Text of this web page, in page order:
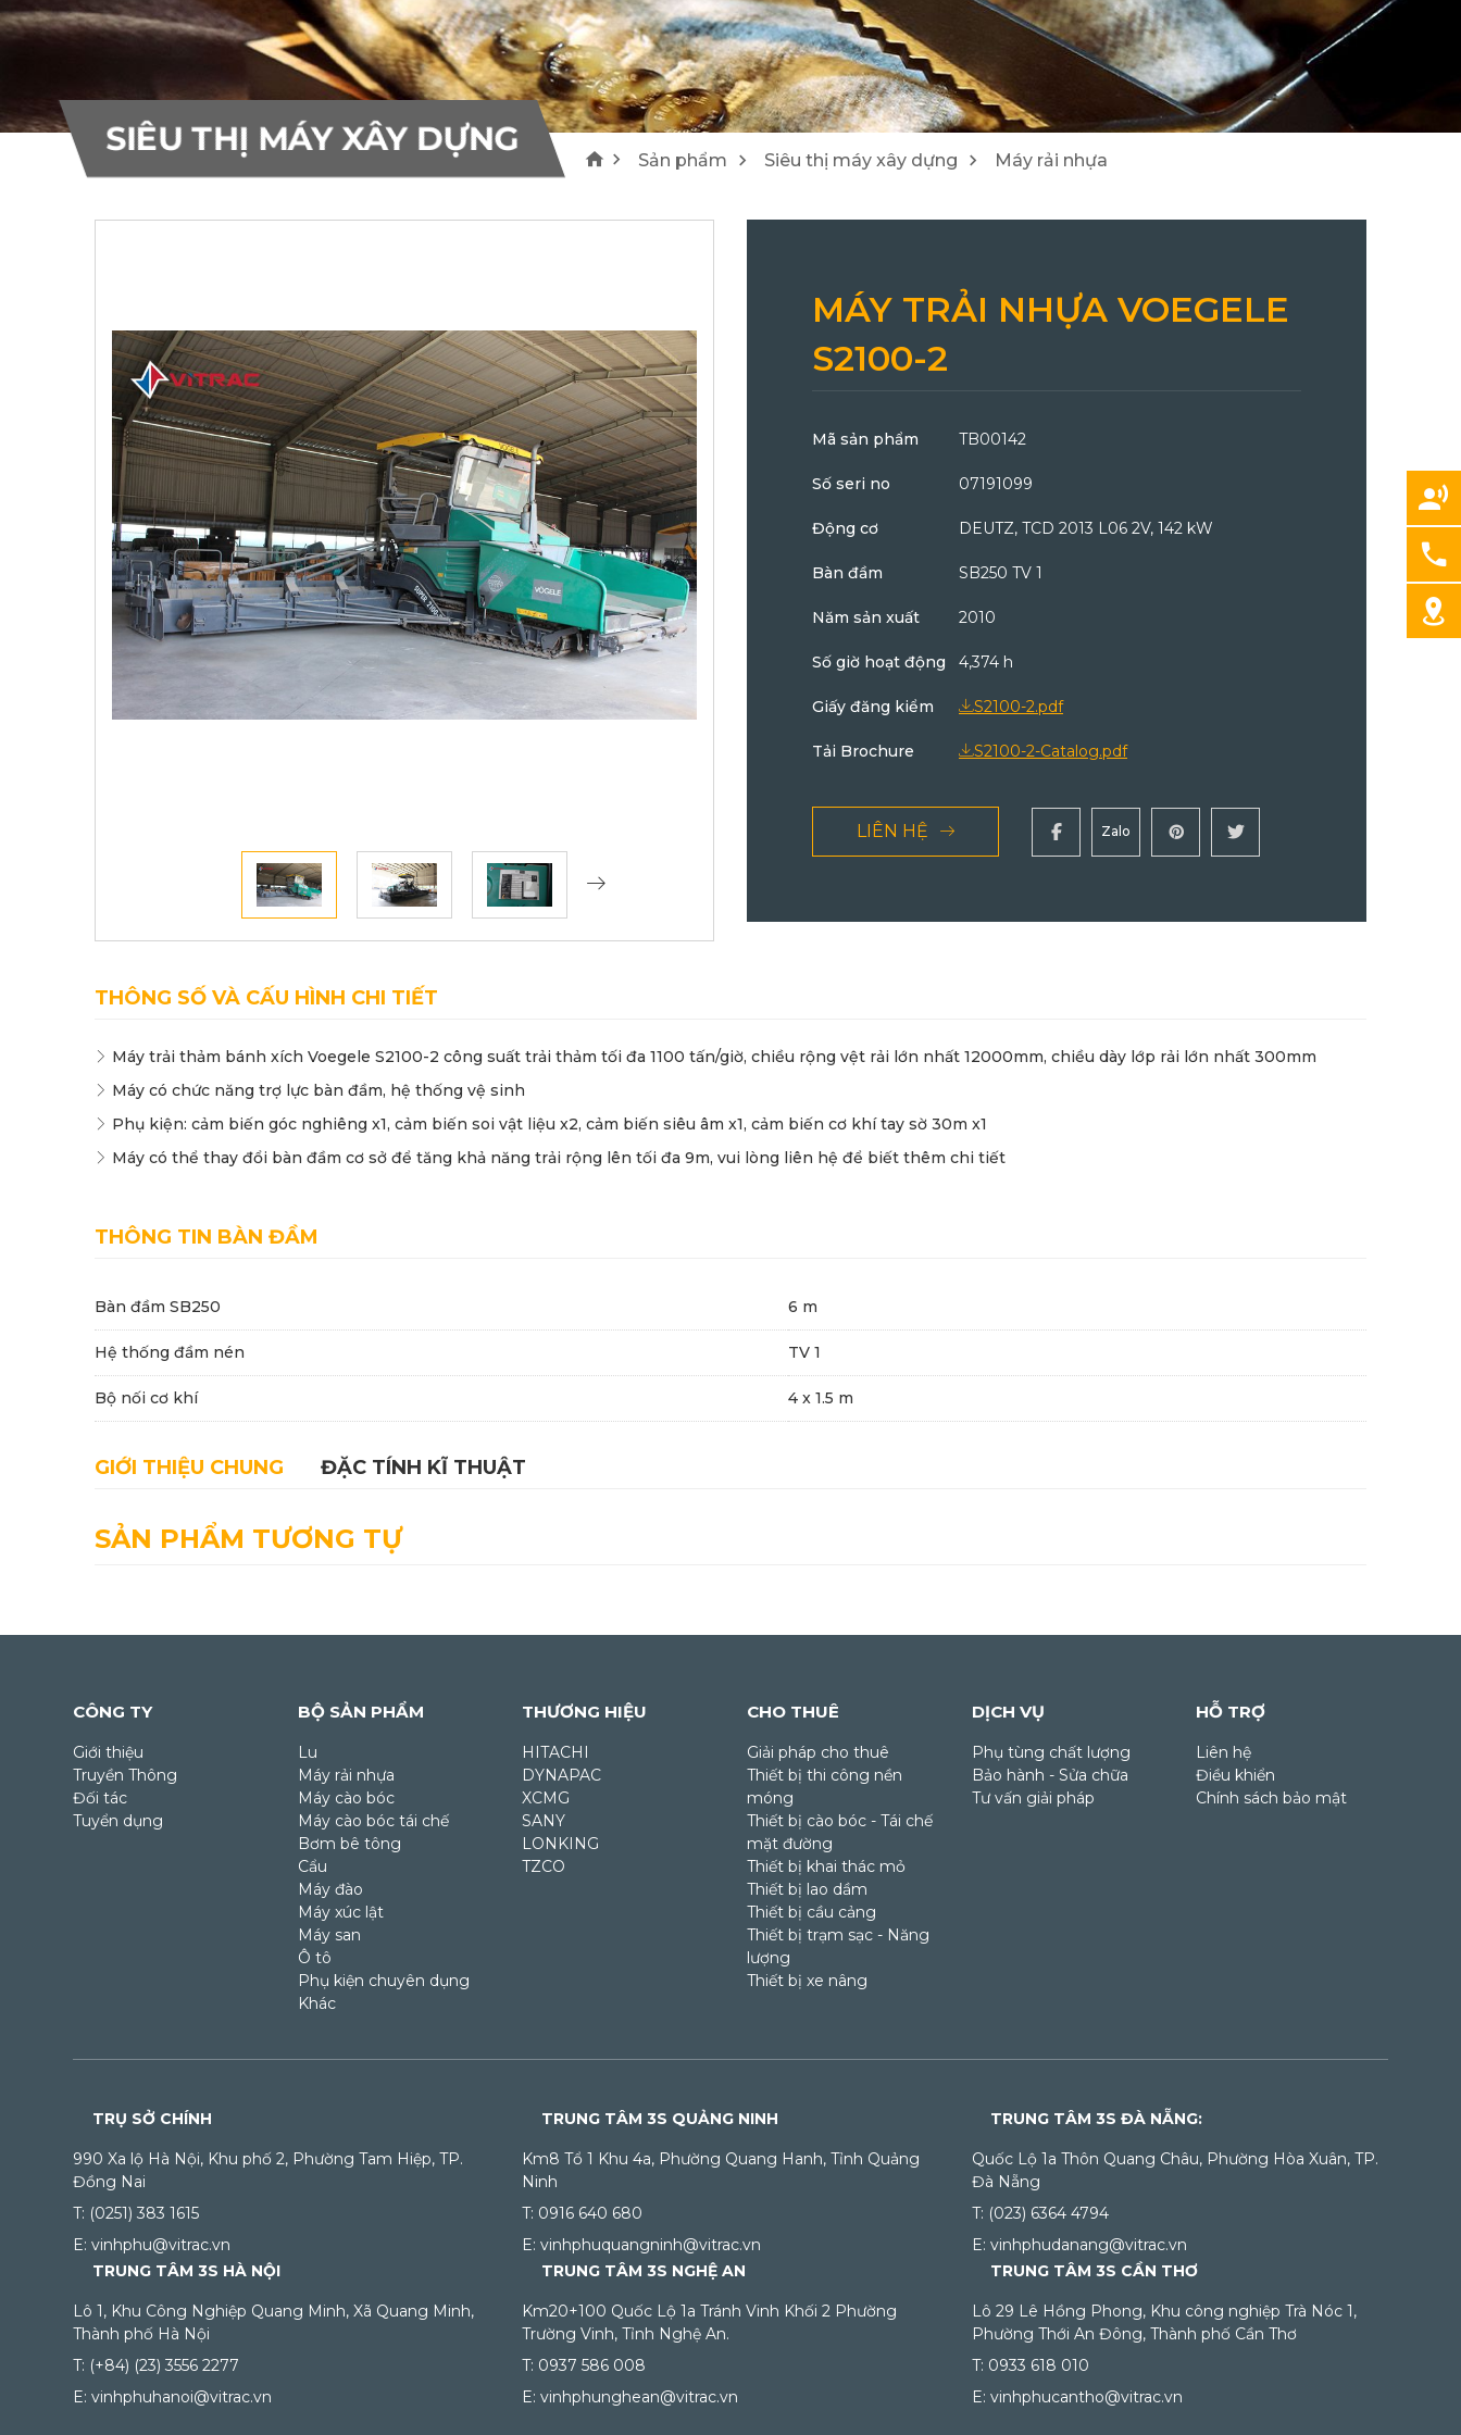
10 10 1 4 2
THƯƠNG HIỆU
Máy rải nhựa Voegele Máy cào bóc/ Máy tái chế Wirtgen
25
Lu Hamm
21
Cẩu Tadano/ Kobelco/ DY Máy đào/ Máy xúc lật Hitachi
SIÊU THỊ MÁY XÂY DỰNG
Sản phẩm Siêu thị máy xây dựng Máy rải nhựa
MÁY TRẢI NHỰA VOEGELE
S2100-2
Mã sản phẩm TB00142
Số seri no 07191099
Động cơ DEUTZ, TCD 2013 L06 2V, 142 kW
Bàn đầm SB250 TV 1
Năm sản xuất 2010
Số giờ hoạt động 4,374 h
Giấy đăng kiểm S2100-2.pdf
Tải Brochure S2100-2-Catalog.pdf
LIÊN HỆ Zalo
THÔNG SỐ VÀ CẤU HÌNH CHI TIẾT
Máy trải thảm bánh xích Voegele S2100-2 công suất trải thảm tối đa 1100 tấn/giờ, chiều rộng vệt rải lớn nhất 12000mm, chiều dày lớp rải lớn nhất 300mm
Máy có chức năng trợ lực bàn đầm, hệ thống vệ sinh
Phụ kiện: cảm biến góc nghiêng x1, cảm biến soi vật liệu x2, cảm biến siêu âm x1, cảm biến cơ khí tay sờ 30m x1
Máy có thể thay đổi bàn đầm cơ sở để tăng khả năng trải rộng lên tối đa 9m, vui lòng liên hệ để biết thêm chi tiết
THÔNG TIN BÀN ĐẦM
Bàn đầm SB250 6 m
Hệ thống đầm nén TV 1
Bộ nối cơ khí 4 x 1.5 m
GIỚI THIỆU CHUNG ĐẶC TÍNH KĨ THUẬT
SẢN PHẨM TƯƠNG TỰ
CÔNG TY
Giới thiệu
Truyền Thông
Đối tác
Tuyển dụng
BỘ SẢN PHẨM
Lu
Máy rải nhựa
Máy cào bóc
Máy cào bóc tái chế
Bơm bê tông
Cẩu
Máy đào
Máy xúc lật
Máy san
Ô tô
Phụ kiện chuyên dụng
Khác
THƯƠNG HIỆU
HITACHI
DYNAPAC
XCMG
SANY
LONKING
TZCO
CHO THUÊ
Giải pháp cho thuê
Thiết bị thi công nền
móng
Thiết bị cào bóc - Tái chế
mặt đường
Thiết bị khai thác mỏ
Thiết bị lao dầm
Thiết bị cầu cảng
Thiết bị trạm sạc - Năng
lượng
Thiết bị xe nâng
DỊCH VỤ
Phụ tùng chất lượng
Bảo hành - Sửa chữa
Tư vấn giải pháp
HỖ TRỢ
Liên hệ
Điều khiển
Chính sách bảo mật
TRỤ SỞ CHÍNH
990 Xa lộ Hà Nội, Khu phố 2, Phường Tam Hiệp, TP.
Đồng Nai
T: (0251) 383 1615
E: vinhphu@vitrac.vn
TRUNG TÂM 3S QUẢNG NINH
Km8 Tổ 1 Khu 4a, Phường Quang Hanh, Tỉnh Quảng
Ninh
T: 0916 640 680
E: vinhphuquangninh@vitrac.vn
TRUNG TÂM 3S ĐÀ NẴNG:
Quốc Lộ 1a Thôn Quang Châu, Phường Hòa Xuân, TP.
Đà Nẵng
T: (023) 6364 4794
E: vinhphudanang@vitrac.vn
TRUNG TÂM 3S HÀ NỘI
Lô 1, Khu Công Nghiệp Quang Minh, Xã Quang Minh,
Thành phố Hà Nội
T: (+84) (23) 3556 2277
E: vinhphuhanoi@vitrac.vn
TRUNG TÂM 3S NGHỆ AN
Km20+100 Quốc Lộ 1a Tránh Vinh Khối 2 Phường
Trường Vinh, Tỉnh Nghệ An.
T: 0937 586 008
E: vinhphunghean@vitrac.vn
TRUNG TÂM 3S CẦN THƠ
Lô 29 Lê Hồng Phong, Khu công nghiệp Trà Nóc 1,
Phường Thới An Đông, Thành phố Cần Thơ
T: 0933 618 010
E: vinhphucantho@vitrac.vn